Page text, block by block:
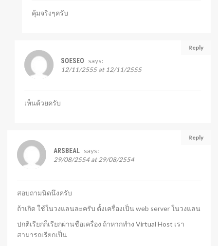
คุ้มจริงๆครับ
Reply
SOESEO says:
12/11/2555 at 12/11/2555
เห็นด้วยครับ
Reply
ARSBEAL says:
29/08/2554 at 29/08/2554
สอบถามนิดนึงครับ
ถ้าเกิด ใช้ในวงแลนละครับ ตั้งเครื่องเป็น web server ในวงแลน
ปกติเรียกก็เรียกผ่านชื่อเครื่อง ถ้าหากทำง Virtual Host เรา
สามารถเรียกเป็น